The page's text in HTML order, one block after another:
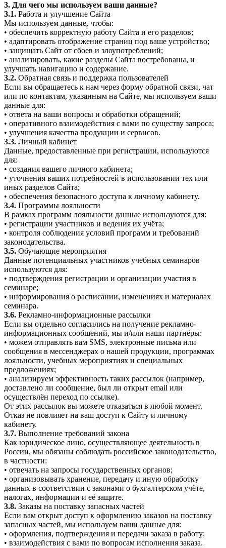
3. Для чего мы используем ваши данные?
3.1. Работа и улучшение Сайта
Мы используем данные, чтобы:
• обеспечить корректную работу Сайта и его разделов;
• адаптировать отображение страниц под ваше устройство;
• защищать Сайт от сбоев и злоупотреблений;
• анализировать, какие разделы Сайта востребованы, и
улучшать навигацию и содержание.
3.2. Обратная связь и поддержка пользователей
Если вы обращаетесь к нам через форму обратной связи, чат
или по контактам, указанным на Сайте, мы используем ваши
данные для:
• ответа на ваши вопросы и обработки обращений;
• оперативного взаимодействия с вами по существу запроса;
• улучшения качества продукции и сервисов.
3.3. Личный кабинет
Данные, предоставленные при регистрации, используются
для:
• создания вашего личного кабинета;
• уточнения ваших потребностей в использовании тех или
иных разделов Сайта;
• обеспечения безопасного доступа к личному кабинету.
3.4. Программы лояльности
В рамках программ лояльности данные используются для:
• регистрации участников и ведения их учёта;
• контроля соблюдения условий программ и требований
законодательства.
3.5. Обучающие мероприятия
Данные потенциальных участников учебных семинаров
используются для:
• подтверждения регистрации и организации участия в
семинаре;
• информирования о расписании, изменениях и материалах
семинара.
3.6. Рекламно-информационные рассылки
Если вы отдельно согласились на получение рекламно-
информационных сообщений, мы и/или наши партнёры:
• можем отправлять вам SMS, электронные письма или
сообщения в мессенджерах о нашей продукции, программах
лояльности, учебных мероприятиях и специальных
предложениях;
• анализируем эффективность таких рассылок (например,
доставлено ли сообщение, был ли открыт email или
осуществлён переход по ссылке).
От этих рассылок вы можете отказаться в любой момент.
Отказ не повлияет на ваш доступ к Сайту и личному
кабинету.
3.7. Выполнение требований закона
Как юридическое лицо, осуществляющее деятельность в
России, мы обязаны соблюдать российское законодательство,
в частности:
• отвечать на запросы государственных органов;
• организовывать хранение, передачу и иную обработку
данных в соответствии с законами о бухгалтерском учёте,
налогах, информации и её защите.
3.8. Заказы на поставку запасных частей
Если вам открыт доступ к оформлению заказов на поставку
запасных частей, мы используем ваши данные для:
• оформления, подтверждения и передачи заказа в работу;
• взаимодействия с вами по вопросам исполнения заказа.